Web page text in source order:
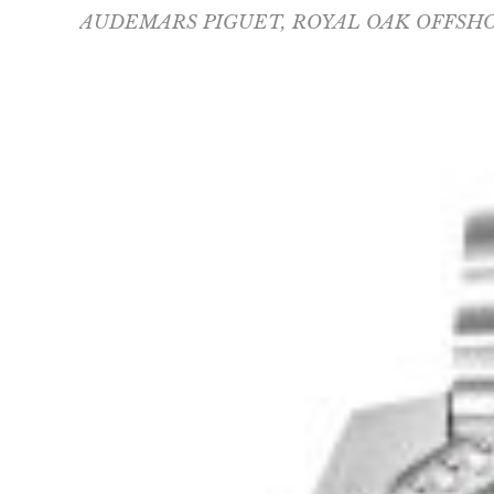
AUDEMARS PIGUET, ROYAL OAK